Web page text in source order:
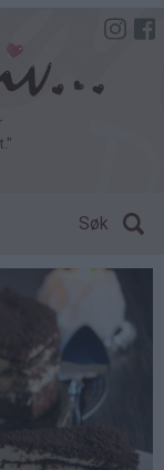
Søk